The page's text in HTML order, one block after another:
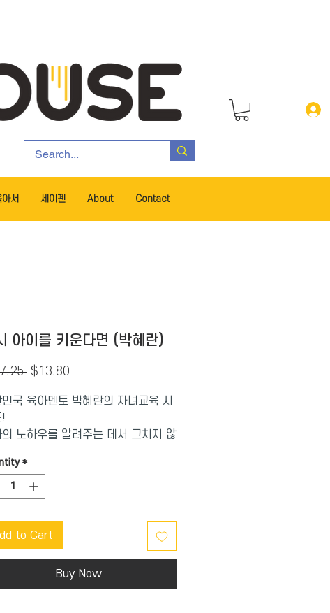
아서 세이펜 About Contact
아이를 키운다면 (박혜란)
Regular
$13.80Sale
민국 육아멘토 박혜란의 자녀교육 시
의 노하우를 알려주는 데서 그치지 않
에게 위로와 격려를 준 이 책들은
가 되기 전에 먼저 읽고, 부모가 된 후
오래오래 곁에 두고 읽는 자녀교육
가 되었다.
*
to Cart
Buy Now